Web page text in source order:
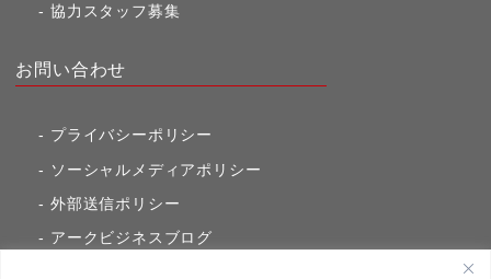
協力スタッフ募集
お問い合わせ
プライバシーポリシー
ソーシャルメディアポリシー
外部送信ポリシー
アークビジネスブログ